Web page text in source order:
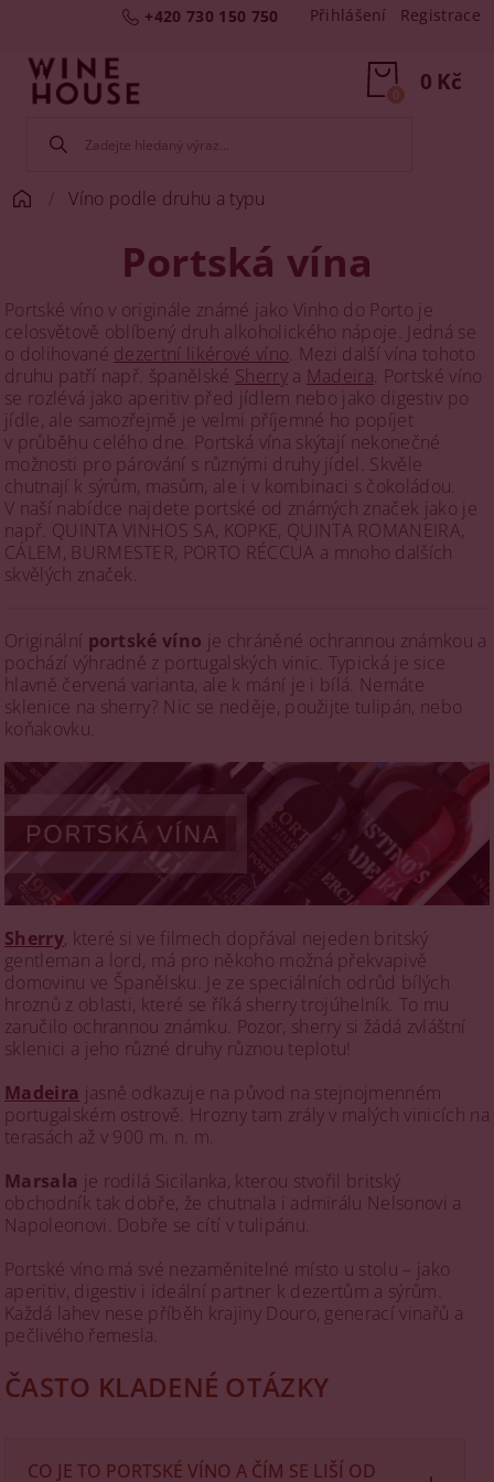
+420 730 150 750 Přihlášení Registrace
0 Kč
0
Víno podle druhu a typu
Portská vína
Portské víno v originále známé jako Vinho do Porto je
celosvětově oblíbený druh alkoholického nápoje. Jedná se
o dolihované dezertní likérové víno . Mezi další vína tohoto
druhu patří např. španělské Sherrya Madeira . Portské víno
se rozlévá jako aperitiv před jídlem nebo jako digestiv po
jídle, ale samozřejmě je velmi příjemné ho popíjet
v průběhu celého dne. Portská vína skýtají nekonečné
možnosti pro párování s různými druhy jídel. Skvěle
chutnají k sýrům, masům, ale i v kombinaci s čokoládou.
V naší nabídce najdete portské od známých značek jako je
např. QUINTA VINHOS SA, KOPKE, QUINTA ROMANEIRA,
CÁLEM, BURMESTER, PORTO RÉCCUA a mnoho dalších
skvělých značek.
Originální portské víno je chráněné ochrannou známkou a
pochází výhradně z portugalských vinic. Typická je sice
hlavně červená varianta, ale k mání je i bílá. Nemáte
sklenice na sherry? Nic se neděje, použijte tulipán, nebo
koňakovku.
Sherry, které si ve filmech dopřával nejeden britský
gentleman a lord, má pro někoho možná překvapivě
domovinu ve Španělsku. Je ze speciálních odrůd bílých
hroznů z oblasti, které se říká sherry trojúhelník. To mu
zaručilo ochrannou známku. Pozor, sherry si žádá zvláštní
sklenici a jeho různé druhy různou teplotu!
Madeira jasně odkazuje na původ na stejnojmenném
portugalském ostrově. Hrozny tam zrály v malých vinicích na
terasách až v 900 m. n. m.
Marsala je rodilá Sicilanka, kterou stvořil britský
obchodník tak dobře, že chutnala i admirálu Nelsonovi a
Napoleonovi. Dobře se cítí v tulipánu.
Portské víno má své nezaměnitelné místo u stolu – jako
aperitiv, digestiv i ideální partner k dezertům a sýrům.
Každá lahev nese příběh krajiny Douro, generací vinařů a
pečlivého řemesla.
ČASTO KLADENÉ OTÁZKY
CO JE TO PORTSKÉ VÍNO A ČÍM SE LIŠÍ OD